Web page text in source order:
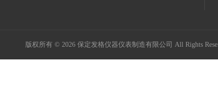
版权所有 © 2026 保定发格仪器仪表制造有限公司 All Rights